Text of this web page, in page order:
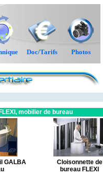
Doc/Tarifs Photos
mobilier de bureau
GALBA
Cloisonnette de
bureau FLEXI